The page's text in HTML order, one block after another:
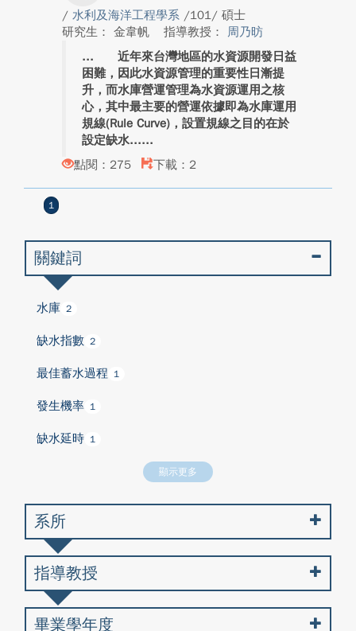
/ 水利及海洋工程學系 /101/ 碩士
研究生： 金韋帆
指導教授： 周乃昉
近年來台灣地區的水資源開發日益
困難，因此水資源管理的重要性日漸提
升，而水庫營運管理為水資源運用之核
心，其中最主要的營運依據即為水庫運用
規線(Rule Curve)，設置規線之目的在於
設定缺水...
點閱：275
下載：2
1
關鍵詞
水庫 2
缺水指數 2
最佳蓄水過程 1
發生機率 1
缺水延時 1
顯示更多
系所
指導教授
畢業學年度